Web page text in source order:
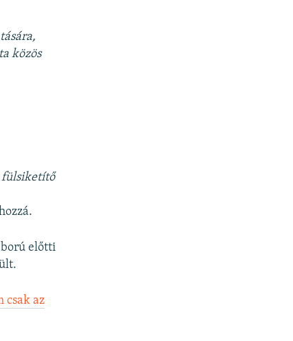
közös
fülsiketítő
előtti
csak az